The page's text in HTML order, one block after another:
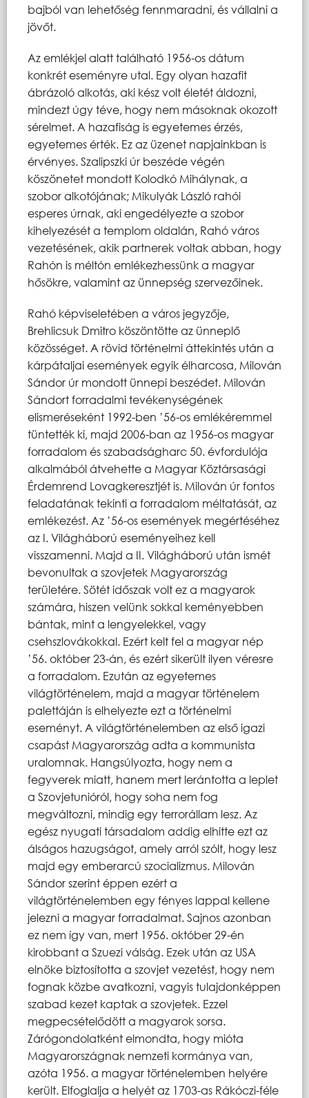
bajból van lehetőség fennmaradni, és vállalni a
jövőt.
Az emlékjel alatt található 1956-os dátum
konkrét eseményre utal. Egy olyan hazafit
ábrázoló alkotás, aki kész volt életét áldozni,
mindezt úgy téve, hogy nem másoknak okozott
sérelmet. A hazafiság is egyetemes érzés,
egyetemes érték. Ez az üzenet napjainkban is
érvényes. Szalipszki úr beszéde végén
köszönetet mondott Kolodkó Mihálynak, a
szobor alkotójának; Mikulyák László rahói
esperes úrnak, aki engedélyezte a szobor
kihelyezését a templom oldalán, Rahó város
vezetésének, akik partnerek voltak abban, hogy
Rahón is méltón emlékezhessünk a magyar
hősökre, valamint az ünnepség szervezőinek.
Rahó képviseletében a város jegyzője,
Brehlicsuk Dmitro köszöntötte az ünneplő
közösséget. A rövid történelmi áttekintés után a
kárpátaljai események egyik élharcosa, Milován
Sándor úr mondott ünnepi beszédet. Milován
Sándort forradalmi tevékenységének
elismeréseként 1992-ben ’56-os emlékéremmel
tüntették ki, majd 2006-ban az 1956-os magyar
forradalom és szabadságharc 50. évfordulója
alkalmából átvehette a Magyar Köztársasági
Érdemrend Lovagkeresztjét is. Milován úr fontos
feladatának tekinti a forradalom méltatását, az
emlékezést. Az ’56-os események megértéséhez
az I. Világháború eseményeihez kell
visszamenni. Majd a II. Világháború után ismét
bevonultak a szovjetek Magyarország
területére. Sötét időszak volt ez a magyarok
számára, hiszen velünk sokkal keményebben
bántak, mint a lengyelekkel, vagy
csehszlovákokkal. Ezért kelt fel a magyar nép
’56. október 23-án, és ezért sikerült ilyen véresre
a forradalom. Ezután az egyetemes
világtörténelem, majd a magyar történelem
palettáján is elhelyezte ezt a történelmi
eseményt. A világtörténelemben az első igazi
csapást Magyarország adta a kommunista
uralomnak. Hangsúlyozta, hogy nem a
fegyverek miatt, hanem mert lerántotta a leplet
a Szovjetunióról, hogy soha nem fog
megváltozni, mindig egy terrorállam lesz. Az
egész nyugati társadalom addig elhitte ezt az
álságos hazugságot, amely arról szólt, hogy lesz
majd egy emberarcú szocializmus. Milován
Sándor szerint éppen ezért a
világtörténelemben egy fényes lappal kellene
jelezni a magyar forradalmat. Sajnos azonban
ez nem így van, mert 1956. október 29-én
kirobbant a Szuezi válság. Ezek után az USA
elnöke biztosította a szovjet vezetést, hogy nem
fognak közbe avatkozni, vagyis tulajdonképpen
szabad kezet kaptak a szovjetek. Ezzel
megpecsételődött a magyarok sorsa.
Zárógondolatként elmondta, hogy mióta
Magyarországnak nemzeti kormánya van,
azóta 1956. a magyar történelemben helyére
került. Elfoglalja a helyét az 1703-as Rákóczi-féle